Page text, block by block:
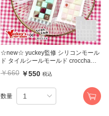
☆new☆ yuckey監修 シリコンモール
ド タイルシールモールド crocchaオ
リジナル
￥660 ￥550 税込
数量